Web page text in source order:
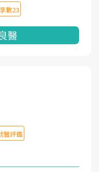
數23
醫
醫評鑑